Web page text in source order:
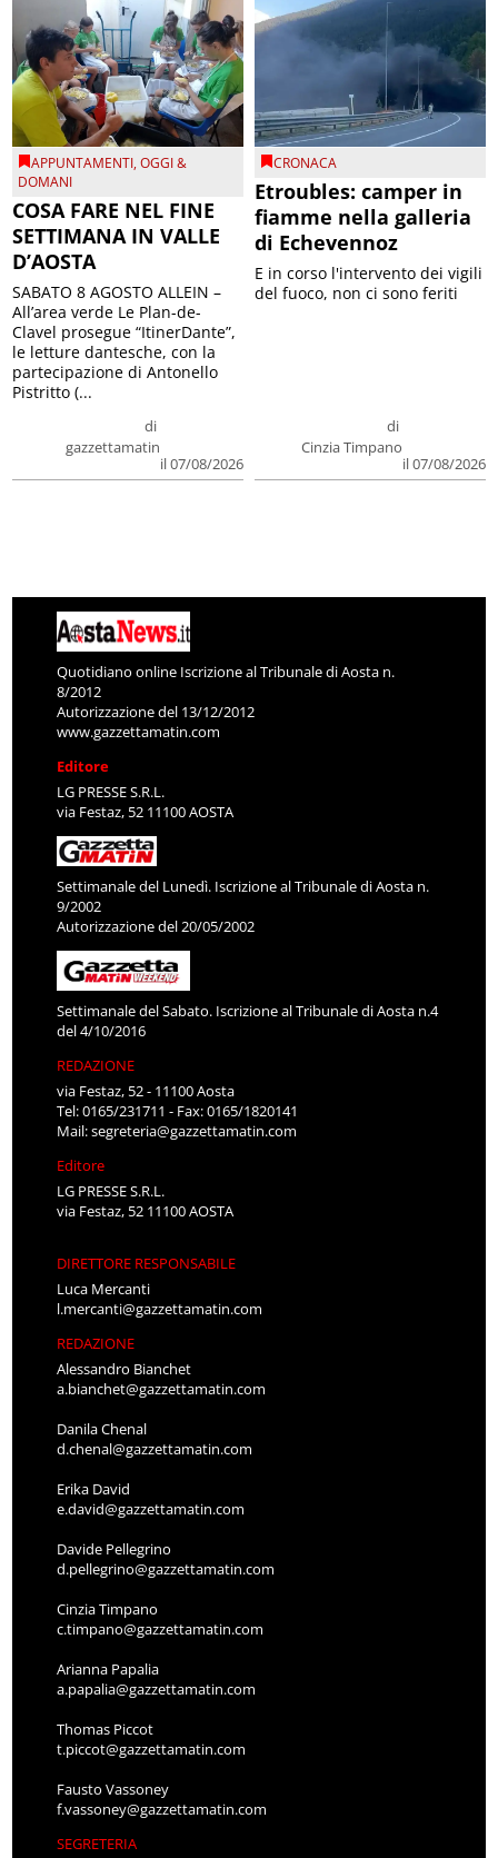
APPUNTAMENTI,OGGI &
DOMANI
COSA FARE NEL FINE
SETTIMANA IN VALLE
D’AOSTA
di
gazzettamatin
il 07/08/2026
SABATO 8 AGOSTO ALLEIN –
All’area verde Le Plan-de-
Clavel prosegue “ItinerDante”,
le letture dantesche, con la
partecipazione di Antonello
Pistritto (...
CRONACA
Etroubles: camper in
fiamme nella galleria
di Echevennoz
di
Cinzia Timpano
il 07/08/2026
E in corso l'intervento dei vigili
del fuoco, non ci sono feriti
Quotidiano online Iscrizione al Tribunale di Aosta n.
8/2012
Autorizzazione del 13/12/2012
www.gazzettamatin.com
Editore
LG PRESSE S.R.L.
via Festaz, 52 11100 AOSTA
Settimanale del Lunedì. Iscrizione al Tribunale di Aosta n.
9/2002
Autorizzazione del 20/05/2002
Settimanale del Sabato. Iscrizione al Tribunale di Aosta n.4
del 4/10/2016
REDAZIONE
via Festaz, 52 - 11100 Aosta
Tel: 0165/231711 - Fax: 0165/1820141
Mail:segreteria@gazzettamatin.com
Editore
LG PRESSE S.R.L.
via Festaz, 52 11100 AOSTA
DIRETTORE RESPONSABILE
Luca Mercanti
l.mercanti@gazzettamatin.com
REDAZIONE
Alessandro Bianchet
a.bianchet@gazzettamatin.com
Danila Chenal
d.chenal@gazzettamatin.com
Erika David
e.david@gazzettamatin.com
Davide Pellegrino
d.pellegrino@gazzettamatin.com
Cinzia Timpano
c.timpano@gazzettamatin.com
Arianna Papalia
a.papalia@gazzettamatin.com
Thomas Piccot
t.piccot@gazzettamatin.com
Fausto Vassoney
f.vassoney@gazzettamatin.com
SEGRETERIA